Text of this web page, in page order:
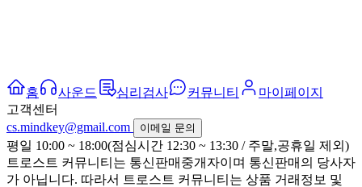
홈 사운드 심리검사 커뮤니티
마이페이지
고객센터
cs.mindkey@gmail.com
이메일 문의
평일 10:00 ~ 18:00(점심시간 12:30 ~ 13:30 / 주말,공휴일 제외)
트로스트 커뮤니티는 통신판매중개자이며 통신판매의 당사자
가 아닙니다. 따라서 트로스트 커뮤니티는 상품 거래정보 및